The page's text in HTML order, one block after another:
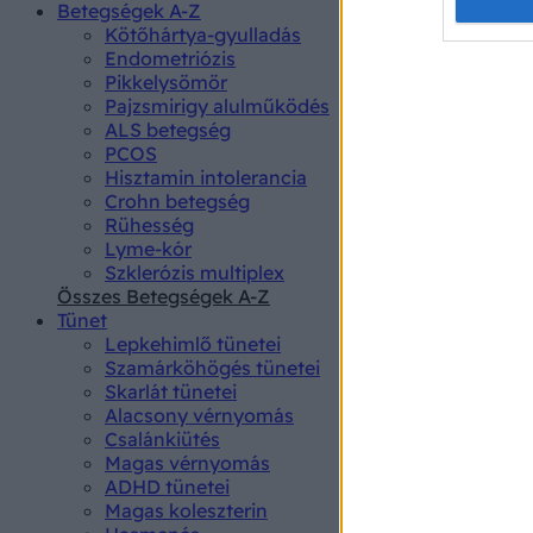
Betegségek A-Z
Kötőhártya-gyulladás
Endometriózis
Pikkelysömör
Pajzsmirigy alulműködés
ALS betegség
PCOS
Hisztamin intolerancia
Crohn betegség
Rühesség
Lyme-kór
Szklerózis multiplex
Összes Betegségek A-Z
Tünet
Lepkehimlő tünetei
Szamárköhögés tünetei
Skarlát tünetei
Alacsony vérnyomás
Csalánkiütés
Magas vérnyomás
ADHD tünetei
Magas koleszterin